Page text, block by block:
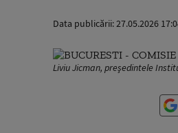
Data publicării:27.05.2026
Liviu Jicman, preşedintele